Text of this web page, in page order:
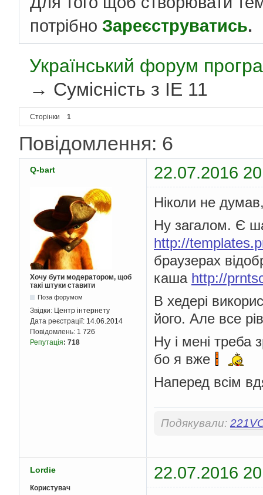
потрібно Зареєструватись.
Український форум
→ Сумісність з IE 11
Сторінки 1
Повідомлення: 6
Q-bart 22.07.2016
Хочу бути модератором, щоб
такі штуки ставити
Поза форумом
Звідки: Центр інтернету
Дата реєстрації: 14.06.2014
Повідомлень: 1 726
Репутація: 718
Ніколи не
Ну загалом. Є
http://
браузерах
каша http://
В хедері
його. Але все
Ну і мені треба
бо я вже
Наперед всім
Подякували:
Lordie 22.07.2016
Користувач